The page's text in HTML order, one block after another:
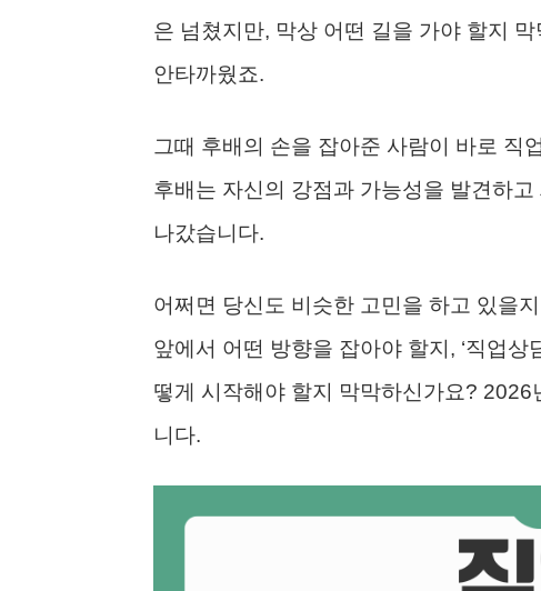
은 넘쳤지만, 막상 어떤 길을 가야 할지
안타까웠죠.
그때 후배의 손을 잡아준 사람이 바로 직
후배는 자신의 강점과 가능성을 발견하
나갔습니다.
어쩌면 당신도 비슷한 고민을 하고 있을
앞에서 어떤 방향을 잡아야 할지, ‘직업상
떻게 시작해야 할지 막막하신가요?
니다.